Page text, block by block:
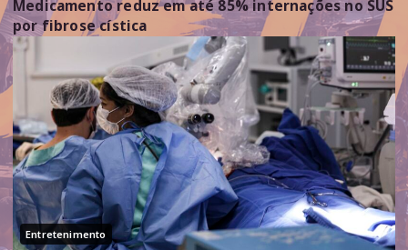
Medicamento reduz em até 85% internações no SUS
por fibrose cística
Entretenimento